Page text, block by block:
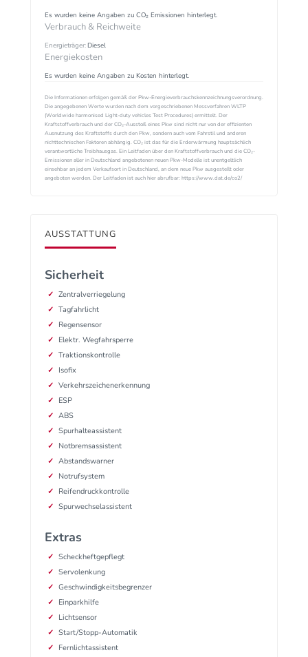
Es wurden keine Angaben zu CO₂ Emissionen hinterlegt.
Verbrauch & Reichweite
Energieträger:Diesel
Energiekosten
Es wurden keine Angaben zu Kosten hinterlegt.
Die Informationen erfolgen gemäß der Pkw-Energieverbrauchskennzeichnungsverordnung.
Die angegebenen Werte wurden nach dem vorgeschriebenen Messverfahren WLTP
(Worldwide harmonised Light-duty vehicles Test Procedures) ermittelt. Der
Kraftstoffverbrauch und der CO₂-Ausstoß eines Pkw sind nicht nur von der effizienten
Ausnutzung des Kraftstoffs durch den Pkw, sondern auch vom Fahrstil und anderen
nichttechnischen Faktoren abhängig. CO₂ ist das für die Erderwärmung hauptsächlich
verantwortliche Treibhausgas. Ein Leitfaden über den Kraftstoffverbrauch und die CO₂-
Emissionen aller in Deutschland angebotenen neuen Pkw-Modelle ist unentgeltlich
einsehbar an jedem Verkaufsort in Deutschland, an dem neue Pkw ausgestellt oder
angeboten werden. Der Leitfaden ist auch hier abrufbar: https://www.dat.de/co2/
AUSSTATTUNG
Sicherheit
Zentralverriegelung
Tagfahrlicht
Regensensor
Elektr. Wegfahrsperre
Traktionskontrolle
Isofix
Verkehrszeichenerkennung
ESP
ABS
Spurhalteassistent
Notbremsassistent
Abstandswarner
Notrufsystem
Reifendruckkontrolle
Spurwechselassistent
Extras
Scheckheftgepflegt
Servolenkung
Geschwindigkeitsbegrenzer
Einparkhilfe
Lichtsensor
Start/Stopp-Automatik
Fernlichtassistent